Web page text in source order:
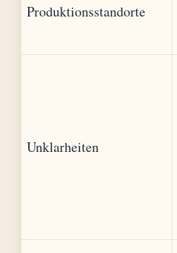
Produktionsstandorte
Unklarheiten